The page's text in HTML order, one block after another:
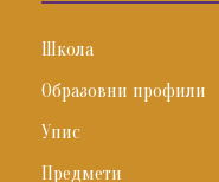
Школа
Образовни профили
Упис
Предмети